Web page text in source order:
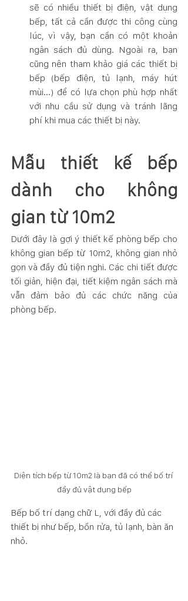
sẽ có nhiều thiết bị điện, vật dụng
bếp, tất cả cần được thi công cùng
lúc, vì vậy, bạn cần có một khoản
ngân sách đủ dùng. Ngoài ra, bạn
cũng nên tham khảo giá các thiết bị
bếp (bếp điện, tủ lạnh, máy hút
mùi...) để có lựa chọn phù hợp nhất
với nhu cầu sử dụng và tránh lãng
phí khi mua các thiết bị này.
Mẫu thiết kế bếp
dành cho không
gian từ 10m2
Dưới đây là gợi ý thiết kế phòng bếp cho
không gian bếp từ 10m2, không gian nhỏ
gọn và đầy đủ tiện nghi. Các chi tiết được
tối giản, hiện đại, tiết kiệm ngân sách mà
vẫn đảm bảo đủ các chức năng của
phòng bếp.
Diện tích bếp từ 10m2 là bạn đã có thể bố trí
đầy đủ vật dụng bếp
Bếp bố trí dạng chữ L, với đầy đủ các
thiết bị như bếp, bồn rửa, tủ lạnh, bàn ăn
nhỏ.